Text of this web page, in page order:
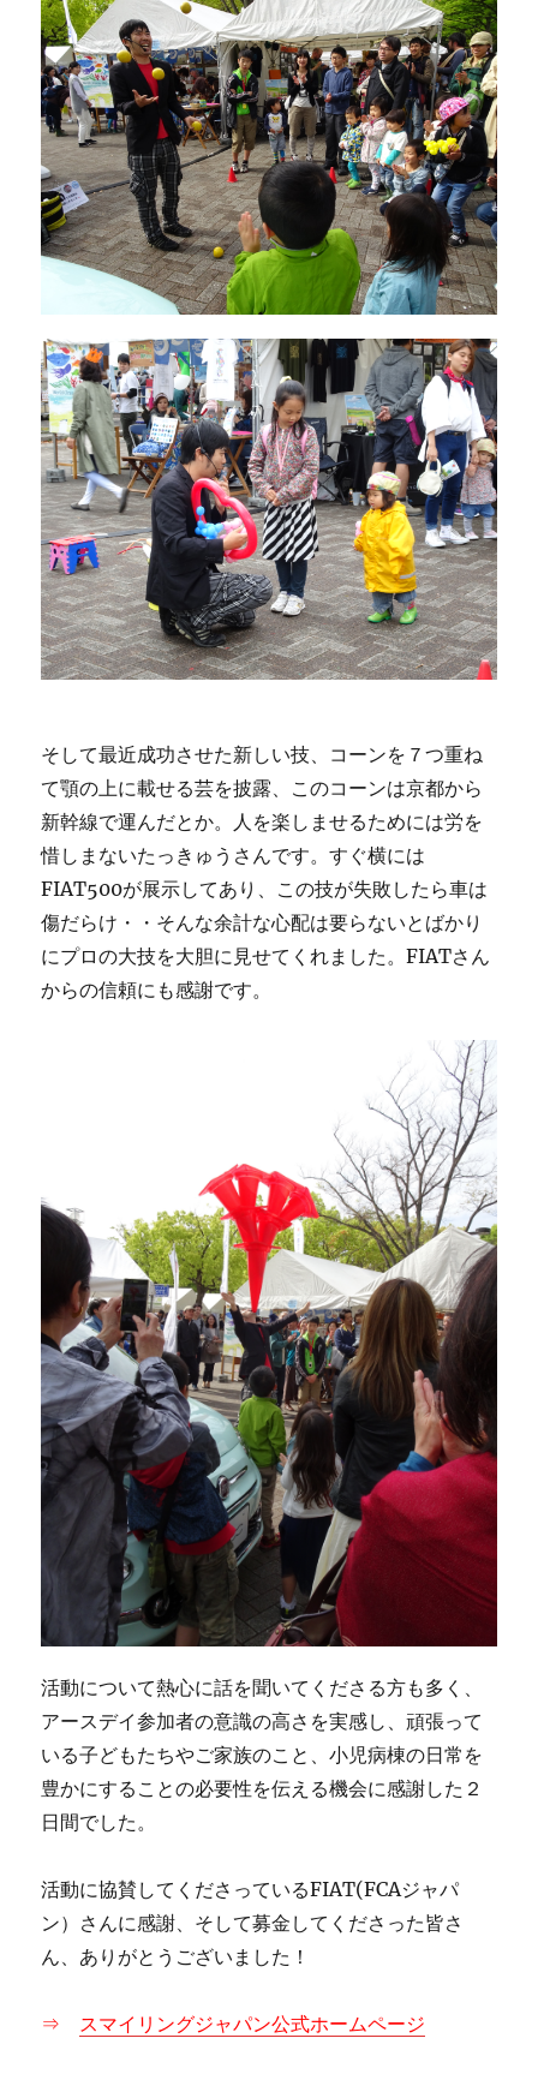
そして最近成功させた新しい技、コーンを７つ重ね
て顎の上に載せる芸を披露、このコーンは京都から
新幹線で運んだとか。人を楽しませるためには労を
惜しまないたっきゅうさんです。すぐ横には
FIAT500が展示してあり、この技が失敗したら車は
傷だらけ・・そんな余計な心配は要らないとばかり
にプロの大技を大胆に見せてくれました。FIATさん
からの信頼にも感謝です。
活動について熱心に話を聞いてくださる方も多く、
アースデイ参加者の意識の高さを実感し、頑張って
いる子どもたちやご家族のこと、小児病棟の日常を
豊かにすることの必要性を伝える機会に感謝した２
日間でした。
活動に協賛してくださっているFIAT(FCAジャパ
ン）さんに感謝、そして募金してくださった皆さ
ん、ありがとうございました！
⇒ スマイリングジャパン公式ホームページ